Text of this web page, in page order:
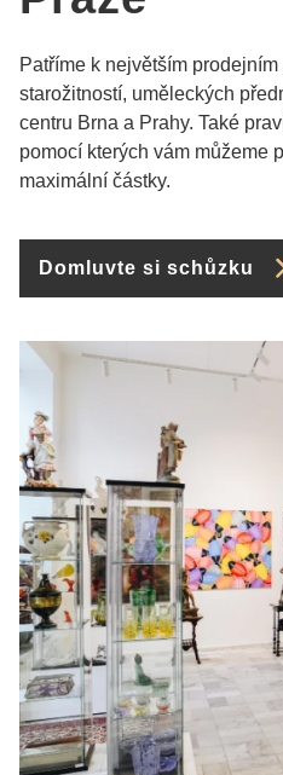
Patříme k největším
starožitností, uměleckých
centru Brna a Prahy. Také
pomocí kterých vám můžeme
maximální částky.
Domluvte si schůzku